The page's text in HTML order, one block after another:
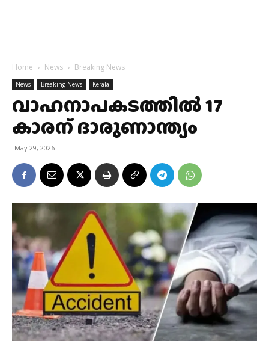
Home News Breaking News
News Breaking News Kerala
വാഹനാപകടത്തിൽ 17
കാരന് ദാരുണാന്ത്യം
May 29, 2026